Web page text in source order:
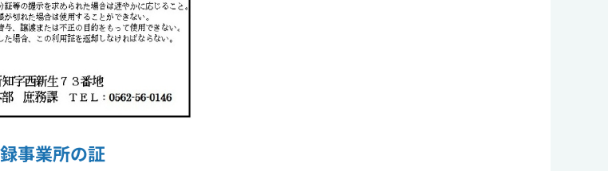
事業所の証